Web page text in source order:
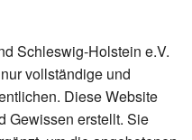
Schleswig-Holstein e.V.
vollständige und
Diese Website
Gewissen erstellt. Sie